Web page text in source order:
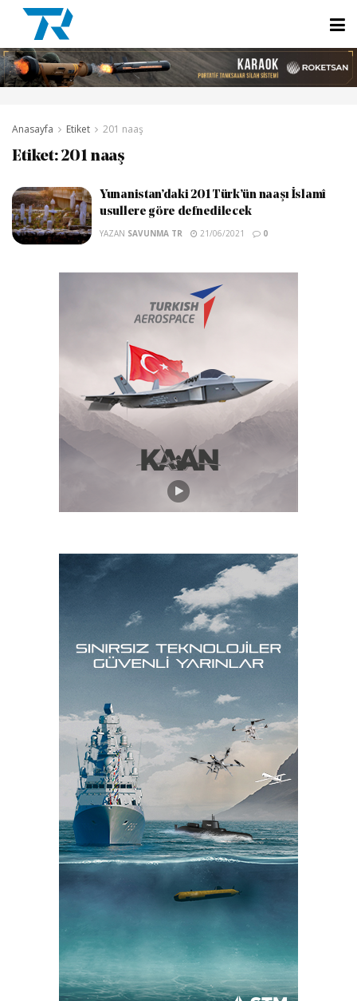
Anasayfa Etiket 201 naaş
Etiket: 201 naaş
Yunanistan’daki 201 Türk’ün naaşı İslamî
usullere göre defnedilecek
YAZAN SAVUNMA TR 21/06/2021 0